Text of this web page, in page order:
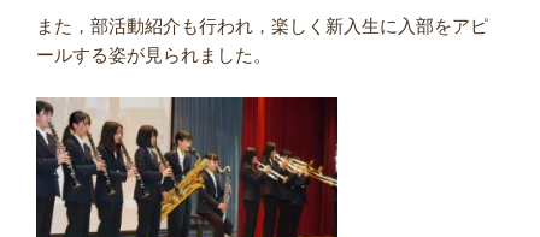
また，部活動紹介も行われ，楽しく新入生に入部をアピ
ールする姿が見られました。